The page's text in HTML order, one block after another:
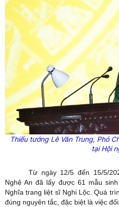
Thiếu tướng Lê Văn Trung, Phó
tại Hội
Từ ngày 12/5 đến 15/5/
Nghệ An đã lấy được 61 mẫu
Nghĩa trang liệt sĩ Nghi Lộc. Quá
đúng nguyên tắc, đặc biệt là việc